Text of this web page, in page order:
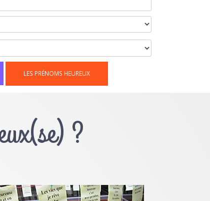
LES PRÉNOMS HEUREUX
?